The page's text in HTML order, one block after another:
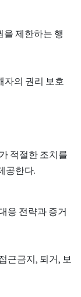
제한하는 행
자의 권리 보호
적절한 조치를
공한다.
응 전략과 증거
근금지, 퇴거, 보